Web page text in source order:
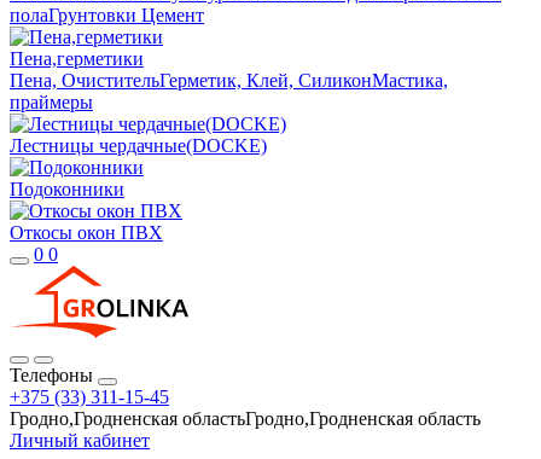
полаГрунтовки Цемент
Пена,герметики
Пена, ОчистительГерметик, Клей, СиликонМастика,
праймеры
Лестницы чердачные(DOCKE)
Подоконники
Откосы окон ПВХ
0 0
Телефоны
+375 (33) 311-15-45
Гродно,Гродненская областьГродно,Гродненская область
Личный кабинет